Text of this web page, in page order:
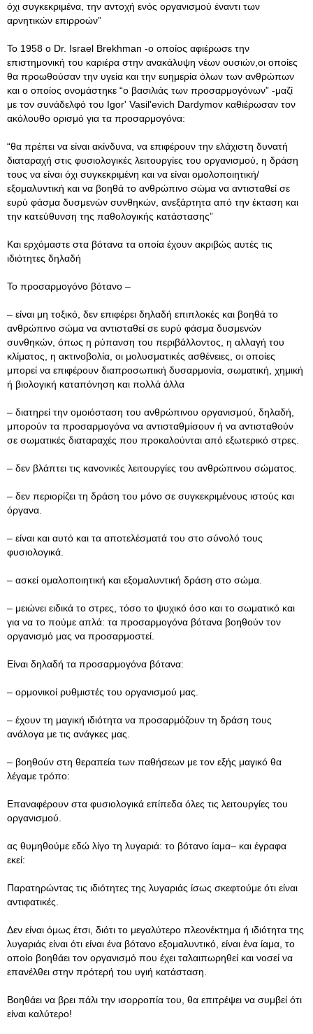
όχι συγκεκριμένα, την αντοχή ενός οργανισμού έναντι των
αρνητικών επιρροών”
Το 1958 ο Dr. Israel Brekhman -ο οποίος αφιέρωσε την
επιστημονική του καριέρα στην ανακάλυψη νέων ουσιών,οι οποίες
θα προωθούσαν την υγεία και την ευημερία όλων των ανθρώπων
και ο οποίος ονομάστηκε “ο βασιλιάς των προσαρμογόνων” -μαζί
με τον συνάδελφό του Igorʹ Vasilʹevich Dardymov καθιέρωσαν τον
ακόλουθο ορισμό για τα προσαρμογόνα:
“θα πρέπει να είναι ακίνδυνα, να επιφέρουν την ελάχιστη δυνατή
διαταραχή στις φυσιολογικές λειτουργίες του οργανισμού, η δράση
τους να είναι όχι συγκεκριμένη και να είναι ομολοποιητική/
εξομαλυντική και να βοηθά το ανθρώπινο σώμα να αντισταθεί σε
ευρύ φάσμα δυσμενών συνθηκών, ανεξάρτητα από την έκταση και
την κατεύθυνση της παθολογικής κατάστασης”
Και ερχόμαστε στα βότανα τα οποία έχουν ακριβώς αυτές τις
ιδιότητες δηλαδή
Το προσαρμογόνο βότανο –
– είναι μη τοξικό, δεν επιφέρει δηλαδή επιπλοκές και βοηθά το
ανθρώπινο σώμα να αντισταθεί σε ευρύ φάσμα δυσμενών
συνθηκών, όπως η ρύπανση του περιβάλλοντος, η αλλαγή του
κλίματος, η ακτινοβολία, οι μολυσματικές ασθένειες, οι οποίες
μπορεί να επιφέρουν διαπροσωπική δυσαρμονία, σωματική, χημική
ή βιολογική καταπόνηση και πολλά άλλα
– διατηρεί την ομοιόσταση του ανθρώπινου οργανισμού, δηλαδή,
μπορούν τα προσαρμογόνα να αντισταθμίσουν ή να αντισταθούν
σε σωματικές διαταραχές που προκαλούνται από εξωτερικό στρες.
– δεν βλάπτει τις κανονικές λειτουργίες του ανθρώπινου σώματος.
– δεν περιορίζει τη δράση του μόνο σε συγκεκριμένους ιστούς και
όργανα.
– είναι και αυτό και τα αποτελέσματά του στο σύνολό τους
φυσιολογικά.
– ασκεί ομαλοποιητική και εξομαλυντική δράση στο σώμα.
– μειώνει ειδικά το στρες, τόσο το ψυχικό όσο και το σωματικό και
για να το πούμε απλά: τα προσαρμογόνα βότανα βοηθούν τον
οργανισμό μας να προσαρμοστεί.
Είναι δηλαδή τα προσαρμογόνα βότανα:
– ορμονικοί ρυθμιστές του οργανισμού μας.
– έχουν τη μαγική ιδιότητα να προσαρμόζουν τη δράση τους
ανάλογα με τις ανάγκες μας.
– βοηθούν στη θεραπεία των παθήσεων με τον εξής μαγικό θα
λέγαμε τρόπο:
Επαναφέρουν στα φυσιολογικά επίπεδα όλες τις λειτουργίες του
οργανισμού.
ας θυμηθούμε εδώ λίγο τη λυγαριά: το βότανο ίαμα– και έγραφα
εκεί:
Παρατηρώντας τις ιδιότητες της λυγαριάς ίσως σκεφτούμε ότι είναι
αντιφατικές.
Δεν είναι όμως έτσι, διότι το μεγαλύτερο πλεονέκτημα ή ιδιότητα της
λυγαριάς είναι ότι είναι ένα βότανο εξομαλυντικό, είναι ένα ίαμα, το
οποίο βοηθάει τον οργανισμό που έχει ταλαιπωρηθεί και νοσεί να
επανέλθει στην πρότερή του υγιή κατάσταση.
Βοηθάει να βρει πάλι την ισορροπία του, θα επιτρέψει να συμβεί ότι
είναι καλύτερο!